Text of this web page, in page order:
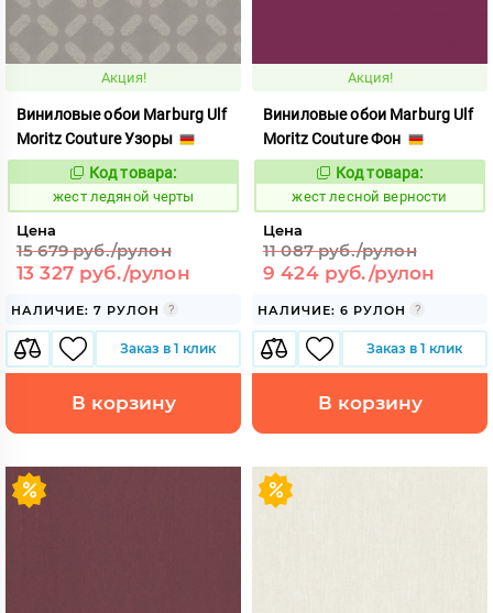
Акция!
Виниловые обои Marburg Ulf
Moritz Couture Узоры
Код:
380745
Код товара:
жест ледяной черты
Цена
15 679 руб./рулон
13 327 руб./рулон
НАЛИЧИЕ: 7 РУЛОН
Заказ в 1 клик
В корзину
Акция!
Виниловые обои Marburg Ulf
Moritz Couture Фон
Код:
380756
Код товара:
жест лесной верности
Цена
11 087 руб./рулон
9 424 руб./рулон
НАЛИЧИЕ: 6 РУЛОН
Заказ в 1 клик
В корзину